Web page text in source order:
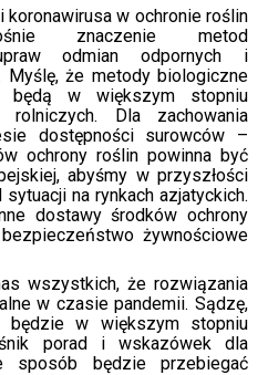
w ochronie roślin
znaczenie metod
odmian odpornych i
Myślę, że metody biologiczne
będą w większym stopniu
Dla zachowania
dostępności surowców –
ochrony roślin powinna być
abyśmy w przyszłości
na rynkach azjatyckich.
dostawy środków ochrony
żywnościowe
wszystkich, że rozwiązania
w czasie pandemii. Sądzę,
będzie w większym stopniu
porad i wskazówek dla
sposób będzie przebiegać